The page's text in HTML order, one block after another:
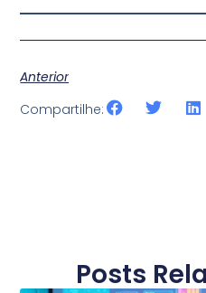
Anterior
Compartilhe:
Posts